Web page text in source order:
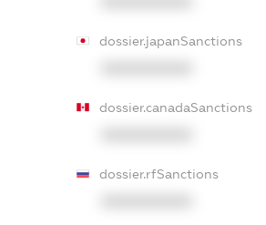
dossier.japanSanctions
dossier.canadaSanctions
dossier.rfSanctions